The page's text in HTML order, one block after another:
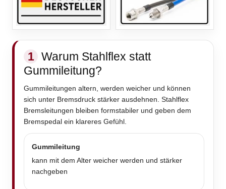
1 Warum Stahlflex statt
Gummileitung?
Gummileitungen altern, werden weicher und können
sich unter Bremsdruck stärker ausdehnen. Stahlflex
Bremsleitungen bleiben formstabiler und geben dem
Bremspedal ein klareres Gefühl.
Gummileitung
kann mit dem Alter weicher werden und stärker
nachgeben